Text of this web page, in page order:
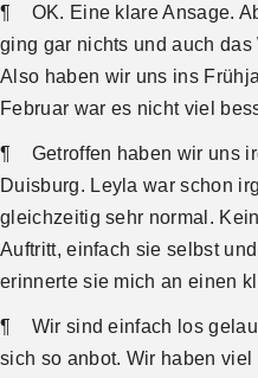
¶ OK. Eine klare Ansage.
ging gar nichts und auch
Also haben wir uns ins
Februar war es nicht viel
¶ Getroffen haben wir uns
Duisburg. Leyla war schon
gleichzeitig sehr normal.
Auftritt, einfach sie selbst
erinnerte sie mich an einen
¶ Wir sind einfach los
sich so anbot. Wir haben